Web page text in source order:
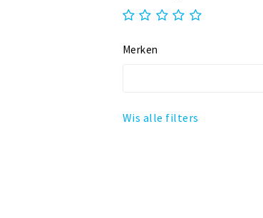
Merken
Wis alle filters